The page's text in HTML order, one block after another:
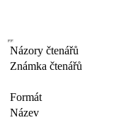
Názory čtenářů
Známka čtenářů
Formát
Název